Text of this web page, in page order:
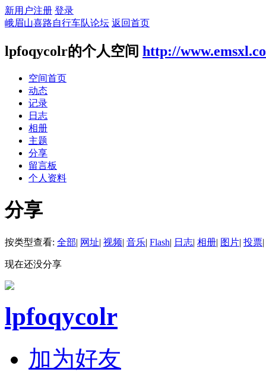
新用户注册 登录
峨眉山喜路自行车队论坛 返回首页
lpfoqycolr的个人空间 http://
空间首页
动态
记录
日志
相册
主题
分享
留言板
个人资料
分享
按类型查看: 全部| 网址| 视频| 音乐| Flash| 日志| 相册| 图片| 投票|
现在还没分享
lpfoqycolr
加为好友